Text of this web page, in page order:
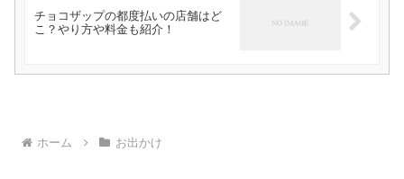
チョコザップの都度払いの店舗はど
こ？やり方や料金も紹介！
ホーム お出かけ